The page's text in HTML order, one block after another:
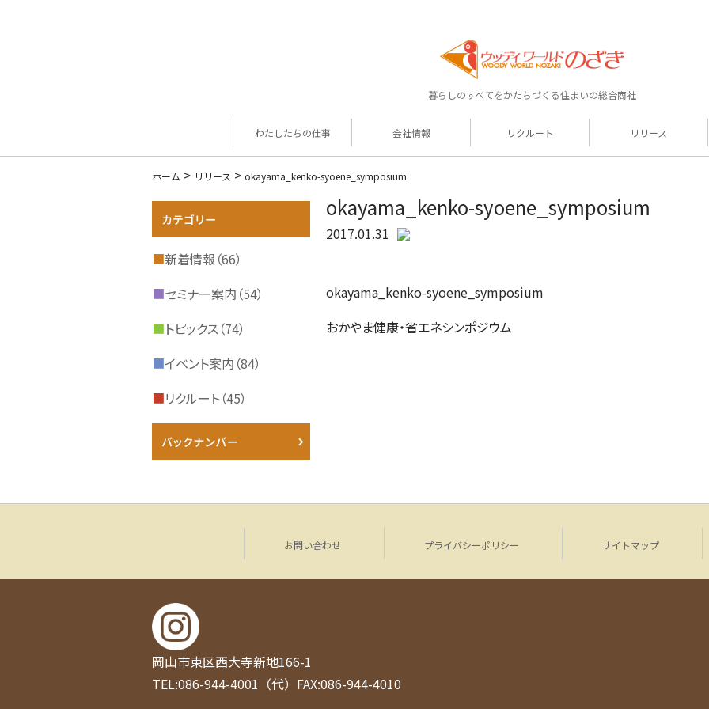
暮らしのすべてをかたちづくる住まいの総合商社
わたしたちの仕事 会社情報 リクルート リリース
ホーム > リリース > okayama_kenko-syoene_symposium
okayama_kenko-syoene_symposium
2017.01.31
okayama_kenko-syoene_symposium
おかやま健康・省エネシンポジウム
■新着情報（66）
■セミナー案内（54）
■トピックス（74）
■イベント案内（84）
■リクルート（45）
お問い合わせ プライバシーポリシー サイトマップ
岡山市東区西大寺新地166-1
TEL:086-944-4001（代） FAX:086-944-4010